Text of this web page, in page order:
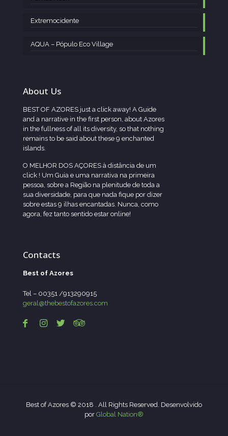
Extremocidente
AQUA – Pópulo Eco Village
About Us
BEST OF AZORES just a click away! A Guide
and a narrative in the first person, about Azores
in the fullness of all its diversity, so that nothing
remains to be said about these 9 enchanted
islands.
O MELHOR DOS AÇORES à distância de um
click ! Um Guia e uma narrativa na primeira
pessoa, sobre a Região na plenitude de toda a
sua diversidade, para que nada fique por dizer
sobre estas 9 ilhas encantadas. Nunca, como
agora, fez tanto sentido estar online!
Contacts
Best of Azores
Tel – 00351 /913290915
geral@thebestofazores.com
Best of Azores © 2018 . All Rights Reserved. Desenvolvido
por Global Nation®